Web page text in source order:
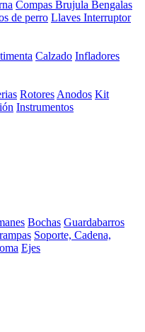
Compas Brujula Bengalas
de perro Llaves Interruptor
Calzado Infladores
Rotores Anodos Kit
Instrumentos
Bochas Guardabarros
Soporte, Cadena,
Ejes